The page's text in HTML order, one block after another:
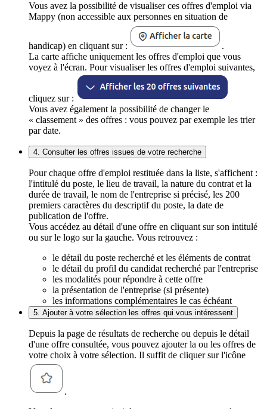
Vous avez la possibilité de visualiser ces offres d'emploi via
Mappy (non accessible aux personnes en situation de
handicap) en cliquant sur :
.
La carte affiche uniquement les offres d'emploi que vous
voyez à l'écran. Pour visualiser les offres d'emploi suivantes,
cliquez sur :
Vous avez également la possibilité de changer le
« classement » des offres : vous pouvez par exemple les trier
par date.
4. Consulter les offres issues de votre recherche
Pour chaque offre d'emploi restituée dans la liste, s'affichent :
l'intitulé du poste, le lieu de travail, la nature du contrat et la
durée de travail, le nom de l'entreprise si précisé, les 200
premiers caractères du descriptif du poste, la date de
publication de l'offre.
Vous accédez au détail d'une offre en cliquant sur son intitulé
ou sur le logo sur la gauche. Vous retrouvez :
le détail du poste recherché et les éléments de contrat
le détail du profil du candidat recherché par l'entreprise
les modalités pour répondre à cette offre
la présentation de l'entreprise (si présente)
les informations complémentaires le cas échéant
5. Ajouter à votre sélection les offres qui vous intéressent
Depuis la page de résultats de recherche ou depuis le détail
d'une offre consultée, vous pouvez ajouter la ou les offres de
votre choix à votre sélection. Il suffit de cliquer sur l'icône
.